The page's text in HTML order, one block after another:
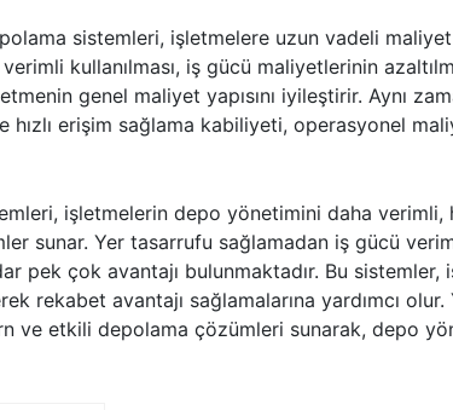
sistemleri, işletmelere uzun vadeli
kullanılması, iş gücü maliyetlerinin
genel maliyet yapısını iyileştirir. Aynı
hızlı erişim sağlama kabiliyeti, operasyonel
işletmelerin depo yönetimini daha verimli,
sunar. Yer tasarrufu sağlamadan iş gücü
pek çok avantajı bulunmaktadır. Bu
rekabet avantajı sağlamalarına yardımcı olur.
ve etkili depolama çözümleri sunarak, depo